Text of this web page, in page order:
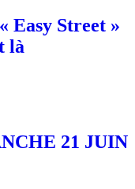
Easy Street »
là
21 JUIN